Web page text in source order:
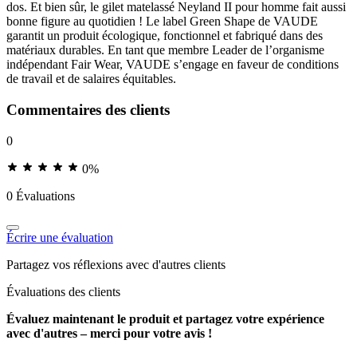
dos. Et bien sûr, le gilet matelassé Neyland II pour homme fait aussi
bonne figure au quotidien ! Le label Green Shape de VAUDE
garantit un produit écologique, fonctionnel et fabriqué dans des
matériaux durables. En tant que membre Leader de l’organisme
indépendant Fair Wear, VAUDE s’engage en faveur de conditions
de travail et de salaires équitables.
Commentaires des clients
0
0%
0 Évaluations
Écrire une évaluation
Partagez vos réflexions avec d'autres clients
Évaluations des clients
Évaluez maintenant le produit et partagez votre expérience
avec d'autres – merci pour votre avis !